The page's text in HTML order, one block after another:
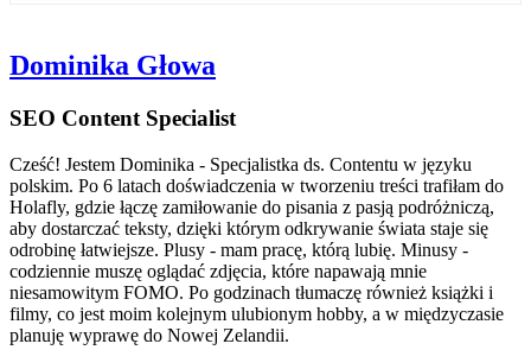
Dominika Głowa
SEO Content Specialist
Cześć! Jestem Dominika - Specjalistka ds. Contentu w języku
polskim. Po 6 latach doświadczenia w tworzeniu treści trafiłam do
Holafly, gdzie łączę zamiłowanie do pisania z pasją podróżniczą,
aby dostarczać teksty, dzięki którym odkrywanie świata staje się
odrobinę łatwiejsze. Plusy - mam pracę, którą lubię. Minusy -
codziennie muszę oglądać zdjęcia, które napawają mnie
niesamowitym FOMO. Po godzinach tłumaczę również książki i
filmy, co jest moim kolejnym ulubionym hobby, a w międzyczasie
planuję wyprawę do Nowej Zelandii.